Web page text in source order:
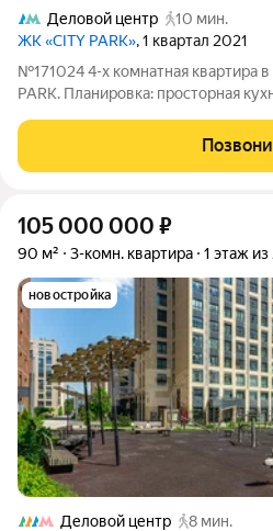
Деловой центр
10 мин.
ЖК «CITY PARK», 1 квартал 2021
№171024 4-х комнатная квартира
PARK. Планировка: просторная
гостевая спальня со своей
шкафов и мест для
105 000 000 ₽
90 м² 3-комн. квартира 1 этаж из
новостройка
Деловой центр
8 мин.